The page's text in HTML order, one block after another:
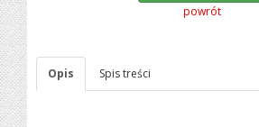
powrót
Opis Spis treści